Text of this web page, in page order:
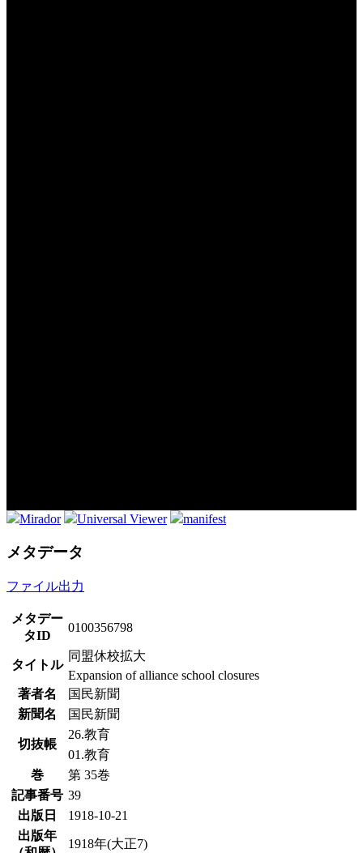
Mirador Universal Viewer manifest
メタデータ
ファイル出力
メタデー
タID
0100356798
タイトル
同盟休校拡大
Expansion of alliance school closures
著者名
国民新聞
新聞名
国民新聞
切抜帳
26.教育
01.教育
巻
第 35巻
記事番号 39
出版日
1918-10-21
出版年
1918年(大正7)